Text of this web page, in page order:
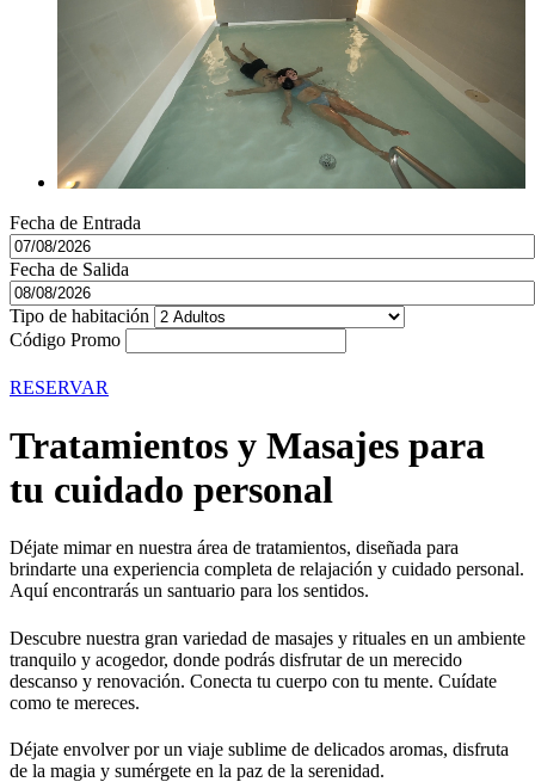
Fecha de Entrada
Fecha de Salida
Tipo de habitación
Código Promo
RESERVAR
Tratamientos y Masajes para
tu cuidado personal
Déjate mimar en nuestra área de tratamientos, diseñada para
brindarte una experiencia completa de relajación y cuidado personal.
Aquí encontrarás un santuario para los sentidos.
Descubre nuestra gran variedad de masajes y rituales en un ambiente
tranquilo y acogedor, donde podrás disfrutar de un merecido
descanso y renovación. Conecta tu cuerpo con tu mente. Cuídate
como te mereces.
Déjate envolver por un viaje sublime de delicados aromas, disfruta
de la magia y sumérgete en la paz de la serenidad.